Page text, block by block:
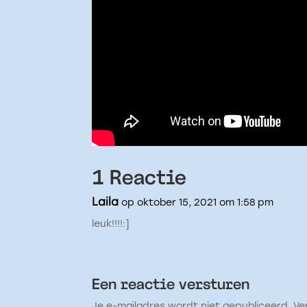
1 Reactie
Laila op oktober 15, 2021 om 1:58 pm
leuk!!!!:]
Een reactie versturen